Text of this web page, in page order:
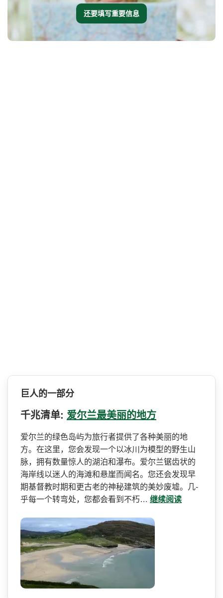
还要填写重要信息
巨人的一部分
千兆清单: 爱尔兰最美丽的地方
爱尔兰的绿色岛屿为旅行者提­供了各种美丽的地
方。在这里，您会发现一个以冰川为­模型的野生山
脉，拥有数量惊人的湖泊和瀑布。爱尔兰­锯齿状的
海岸线以迷人的海滩和悬崖而闻名。您还会发­现早
期基督教时期和更古老的神秘建筑的美妙废墟。几­
乎每一个转弯处，您都会看到不朽… 继续阅读